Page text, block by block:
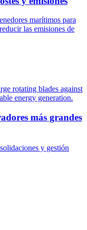
marítimos para
las emisiones de
más grandes
y gestión